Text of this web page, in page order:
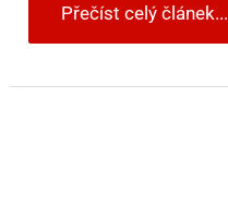
Přečíst celý článek...